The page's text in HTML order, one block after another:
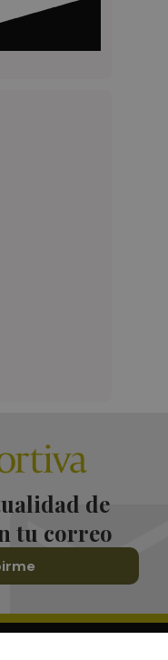
de
tu correo